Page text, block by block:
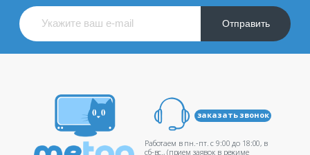
Отправить
заказать звонок
Работаем в пн.-пт. c 9:00 до 18:00, в
сб-вс., (прием заявок в режиме